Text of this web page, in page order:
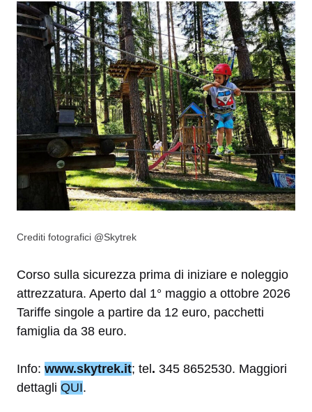
Crediti fotografici @Skytrek
Corso sulla sicurezza prima di iniziare e noleggio
attrezzatura. Aperto dal 1° maggio a ottobre 2026
Tariffe singole a partire da 12 euro, pacchetti
famiglia da 38 euro.
Info: www.skytrek.it; tel . 345 8652530. Maggiori
dettagli QUI.